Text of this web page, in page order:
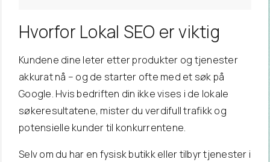
Hvorfor Lokal SEO er viktig
Kundene dine leter etter produkter og tjenester
akkurat nå – og de starter ofte med et søk på
Google. Hvis bedriften din ikke vises i de lokale
søkeresultatene, mister du verdifull trafikk og
potensielle kunder til konkurrentene.
Selv om du har en fysisk butikk eller tilbyr tjenester i